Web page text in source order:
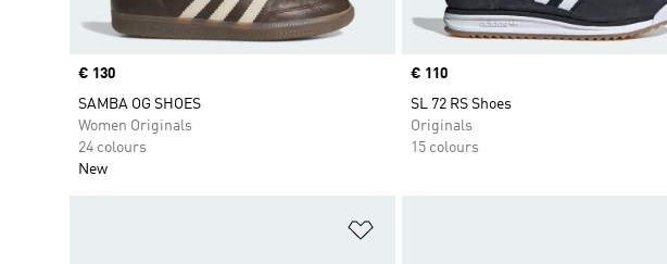
Price
€ 130
SAMBA OG SHOES
Women Originals
24 colours
New
Price
€ 110
SL 72 RS Shoes
Originals
15 colours